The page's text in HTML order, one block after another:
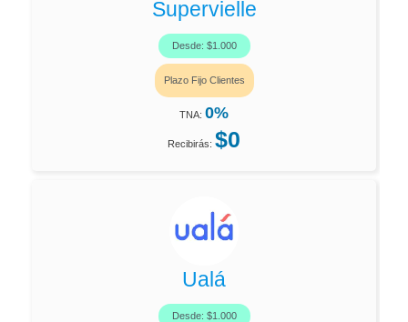
Supervielle
Desde: $1.000
Plazo Fijo Clientes
TNA: 0%
Recibirás: $0
Ualá
Desde: $1.000